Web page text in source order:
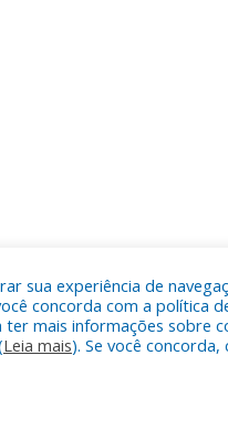
sua experiência de
concorda com a política
mais informações sobre
Leia mais). Se você concorda,